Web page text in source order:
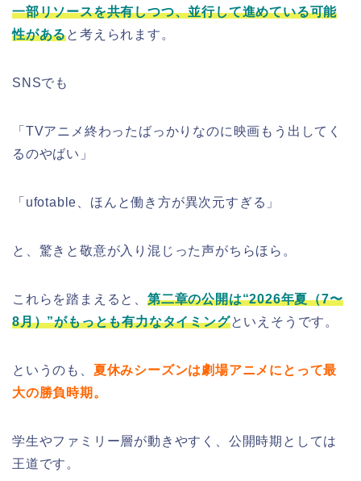
一部リソースを共有しつつ、並行して進めている可能
性があると考えられます。
SNSでも
「TVアニメ終わったばっかりなのに映画もう出してく
るのやばい」
「ufotable、ほんと働き方が異次元すぎる」
と、驚きと敬意が入り混じった声がちらほら。
これらを踏まえると、 第二章の公開は“2026年夏（7〜
8月）”がもっとも有力なタイミングといえそうです。
というのも、 夏休みシーズンは劇場アニメにとって最
大の勝負時期。
学生やファミリー層が動きやすく、公開時期としては
王道です。